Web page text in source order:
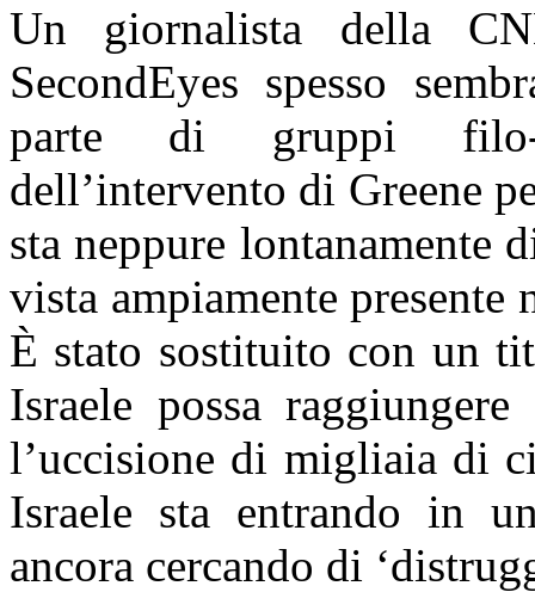
Un giornalista della
SecondEyes spesso
parte di gruppi filo-
dell’intervento di Greene
sta neppure lontanamente
vista ampiamente presente
È stato sostituito con un
Israele possa
l’uccisione di migliaia di
Israele sta entrando in
ancora cercando di